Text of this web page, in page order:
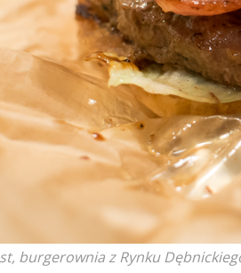
burgerownia z Rynku